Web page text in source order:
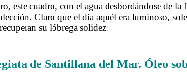
cuadro, con el agua desbordándose de la
Claro que el día aquél era luminoso,
su lóbrega solidez.
de Santillana del Mar. Óleo